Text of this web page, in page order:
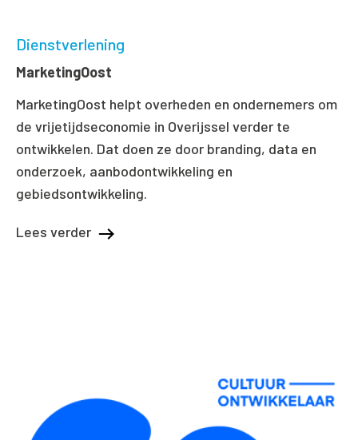
Dienstverlening
MarketingOost
MarketingOost helpt overheden en ondernemers om
de vrijetijdseconomie in Overijssel verder te
ontwikkelen. Dat doen ze door branding, data en
onderzoek, aanbodontwikkeling en
gebiedsontwikkeling.
Lees verder